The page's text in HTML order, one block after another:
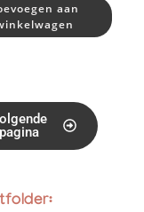
aan
pagina